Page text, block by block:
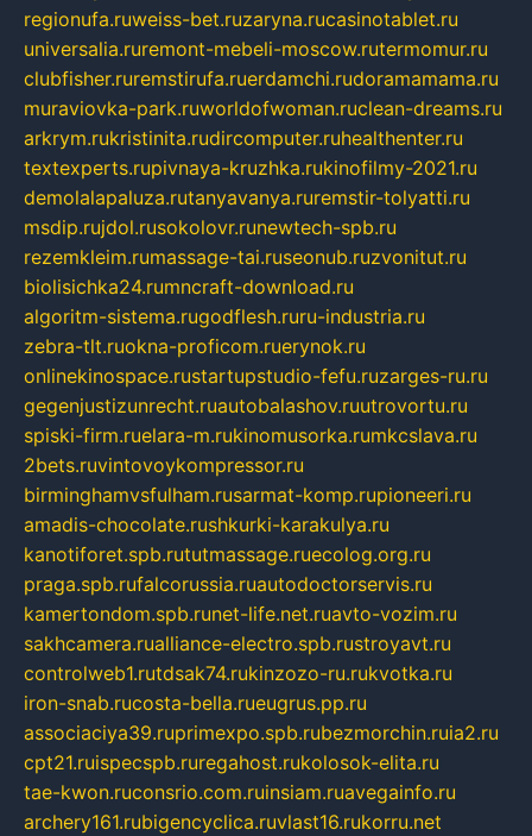
regionufa.ruweiss-bet.ruzaryna.rucasinotablet.ru
universalia.ruremont-mebeli-moscow.rutermomur.ru
clubfisher.ruremstirufa.ruerdamchi.rudoramamama.ru
muraviovka-park.ruworldofwoman.ruclean-dreams.ru
arkrym.rukristinita.rudircomputer.ruhealthenter.ru
textexperts.rupivnaya-kruzhka.rukinofilmy-2021.ru
demolalapaluza.rutanyavanya.ruremstir-tolyatti.ru
msdip.rujdol.rusokolovr.runewtech-spb.ru
rezemkleim.rumassage-tai.ruseonub.ruzvonitut.ru
biolisichka24.rumncraft-download.ru
algoritm-sistema.rugodflesh.ruru-industria.ru
zebra-tlt.ruokna-proficom.ruerynok.ru
onlinekinospace.rustartupstudio-fefu.ruzarges-ru.ru
gegenjustizunrecht.ruautobalashov.ruutrovortu.ru
spiski-firm.ruelara-m.rukinomusorka.rumkcslava.ru
2bets.ruvintovoykompressor.ru
birminghamvsfulham.rusarmat-komp.rupioneeri.ru
amadis-chocolate.rushkurki-karakulya.ru
kanotiforet.spb.rututmassage.ruecolog.org.ru
praga.spb.rufalcorussia.ruautodoctorservis.ru
kamertondom.spb.runet-life.net.ruavto-vozim.ru
sakhcamera.rualliance-electro.spb.rustroyavt.ru
controlweb1.rutdsak74.rukinzozo-ru.rukvotka.ru
iron-snab.rucosta-bella.rueugrus.pp.ru
associaciya39.ruprimexpo.spb.rubezmorchin.ruia2.ru
cpt21.ruispecspb.ruregahost.rukolosok-elita.ru
tae-kwon.ruconsrio.com.ruinsiam.ruavegainfo.ru
archery161.rubigencyclica.ruvlast16.rukorru.net